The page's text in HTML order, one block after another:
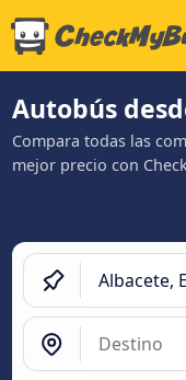
Autobús
Compara todas las
mejor precio con